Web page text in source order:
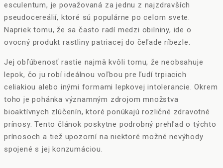
esculentum, je považovaná za jednu z najzdravších
pseudocereálií, ktoré sú populárne po celom svete.
Napriek tomu, že sa často radí medzi obilniny, ide o
ovocný produkt rastliny patriacej do čeľade ríbezle.
Jej obľúbenosť rastie najmä kvôli tomu, že neobsahuje
lepok, čo ju robí ideálnou voľbou pre ľudí trpiacich
celiakiou alebo inými formami lepkovej intolerancie. Okrem
toho je pohánka významným zdrojom množstva
bioaktívnych zlúčenín, ktoré ponúkajú rozličné zdravotné
prínosy. Tento článok poskytne podrobný prehľad o týchto
prínosoch a tiež upozorní na niektoré možné nevýhody
spojené s jej konzumáciou.